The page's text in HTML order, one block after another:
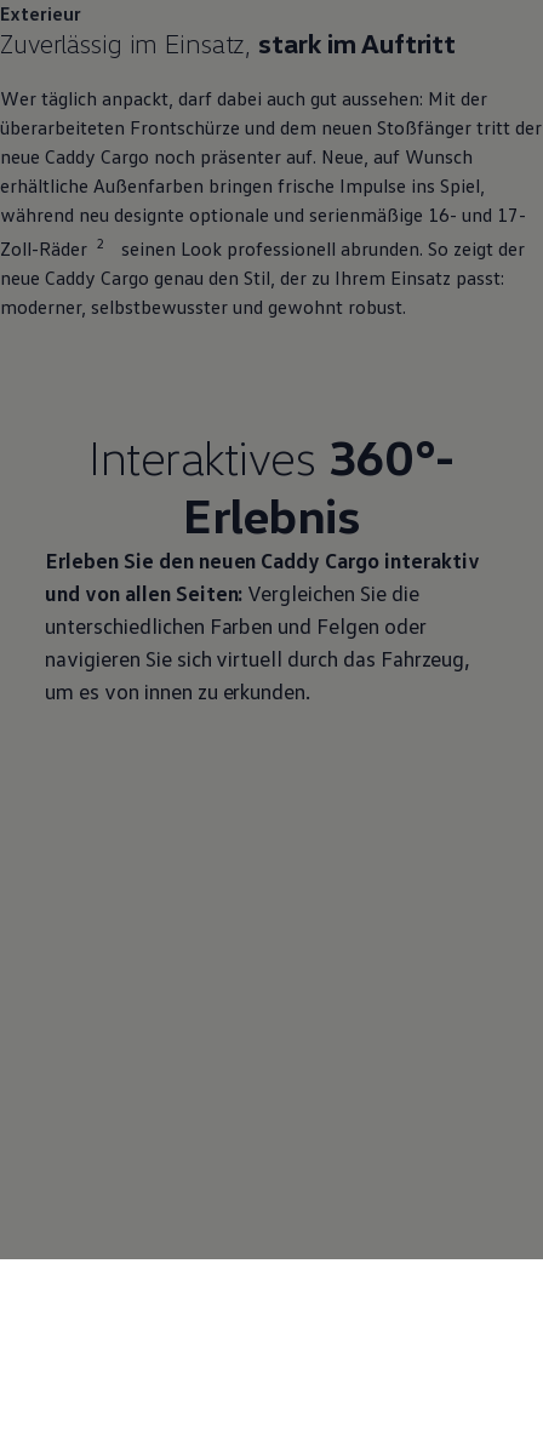
Exterieur
Zuverlässig im Einsatz, stark im Auftritt
Wer täglich anpackt, darf dabei auch gut aussehen: Mit der
überarbeiteten Frontschürze und dem neuen Stoßfänger tritt der
neue Caddy Cargo noch präsenter auf. Neue, auf Wunsch
erhältliche Außenfarben bringen frische Impulse ins Spiel,
während neu designte optionale und serienmäßige 16- und 17-
Zoll-Räder 2
seinen Look professionell abrunden. So zeigt der
neue Caddy Cargo genau den Stil, der zu Ihrem Einsatz passt:
moderner, selbstbewusster und gewohnt robust.
Interaktives 360°-
Erlebnis
Erleben Sie den neuen Caddy Cargointeraktiv
und von allen Seiten: Vergleichen Sie die
unterschiedlichen Farben und Felgen oder
navigieren Sie sich virtuell durch das Fahrzeug,
um es von innen zu erkunden.